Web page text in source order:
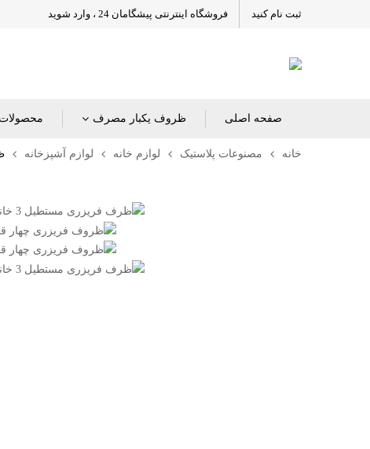
ثبت نام کنید فروشگاه اینترنتی پیشگامان 24 ، وارد شوید
صفحه اصلی ظروف یکبار مصرف
خانه مصنوعات پلاستیک لوازم خانه لوازم آشپزخانه